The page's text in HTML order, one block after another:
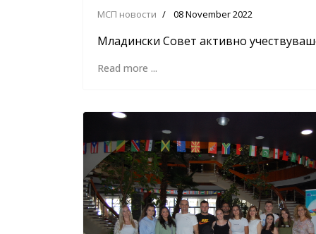
МСП новости 08 November 2022
Младински Совет активно
Read more ...